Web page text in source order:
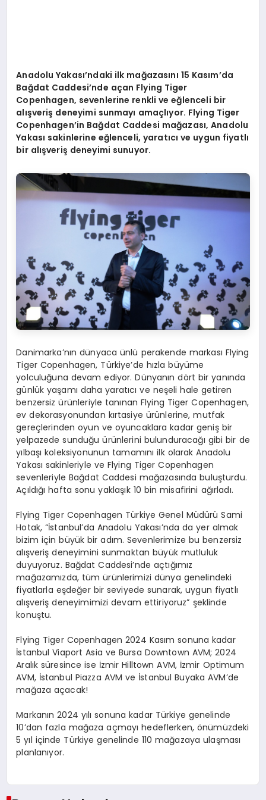
Anadolu Yakası’ndaki ilk mağazasını 15 Kasım’da
Bağdat Caddesi’nde açan Flying Tiger
Copenhagen, sevenlerine renkli ve eğlenceli bir
alışveriş deneyimi sunmayı amaçlıyor. Flying Tiger
Copenhagen’in Bağdat Caddesi mağazası, Anadolu
Yakası sakinlerine eğlenceli, yaratıcı ve uygun fiyatlı
bir alışveriş deneyimi sunuyor.
Danimarka’nın dünyaca ünlü perakende markası Flying
Tiger Copenhagen, Türkiye’de hızla büyüme
yolculuğuna devam ediyor. Dünyanın dört bir yanında
günlük yaşamı daha yaratıcı ve neşeli hale getiren
benzersiz ürünleriyle tanınan Flying Tiger Copenhagen,
ev dekorasyonundan kırtasiye ürünlerine, mutfak
gereçlerinden oyun ve oyuncaklara kadar geniş bir
yelpazede sunduğu ürünlerini bulunduracağı gibi bir de
yılbaşı koleksiyonunun tamamını ilk olarak Anadolu
Yakası sakinleriyle ve Flying Tiger Copenhagen
sevenleriyle Bağdat Caddesi mağazasında buluşturdu.
Açıldığı hafta sonu yaklaşık 10 bin misafirini ağırladı.
Flying Tiger Copenhagen Türkiye Genel Müdürü Sami
Hotak, “İstanbul’da Anadolu Yakası’nda da yer almak
bizim için büyük bir adım. Sevenlerimize bu benzersiz
alışveriş deneyimini sunmaktan büyük mutluluk
duyuyoruz. Bağdat Caddesi’nde açtığımız
mağazamızda, tüm ürünlerimizi dünya genelindeki
fiyatlarla eşdeğer bir seviyede sunarak, uygun fiyatlı
alışveriş deneyimimizi devam ettiriyoruz” şeklinde
konuştu.
Flying Tiger Copenhagen 2024 Kasım sonuna kadar
İstanbul Viaport Asia ve Bursa Downtown AVM; 2024
Aralık süresince ise İzmir Hilltown AVM, İzmir Optimum
AVM, İstanbul Piazza AVM ve İstanbul Buyaka AVM’de
mağaza açacak!
Markanın 2024 yılı sonuna kadar Türkiye genelinde
10’dan fazla mağaza açmayı hedeflerken, önümüzdeki
5 yıl içinde Türkiye genelinde 110 mağazaya ulaşması
planlanıyor.